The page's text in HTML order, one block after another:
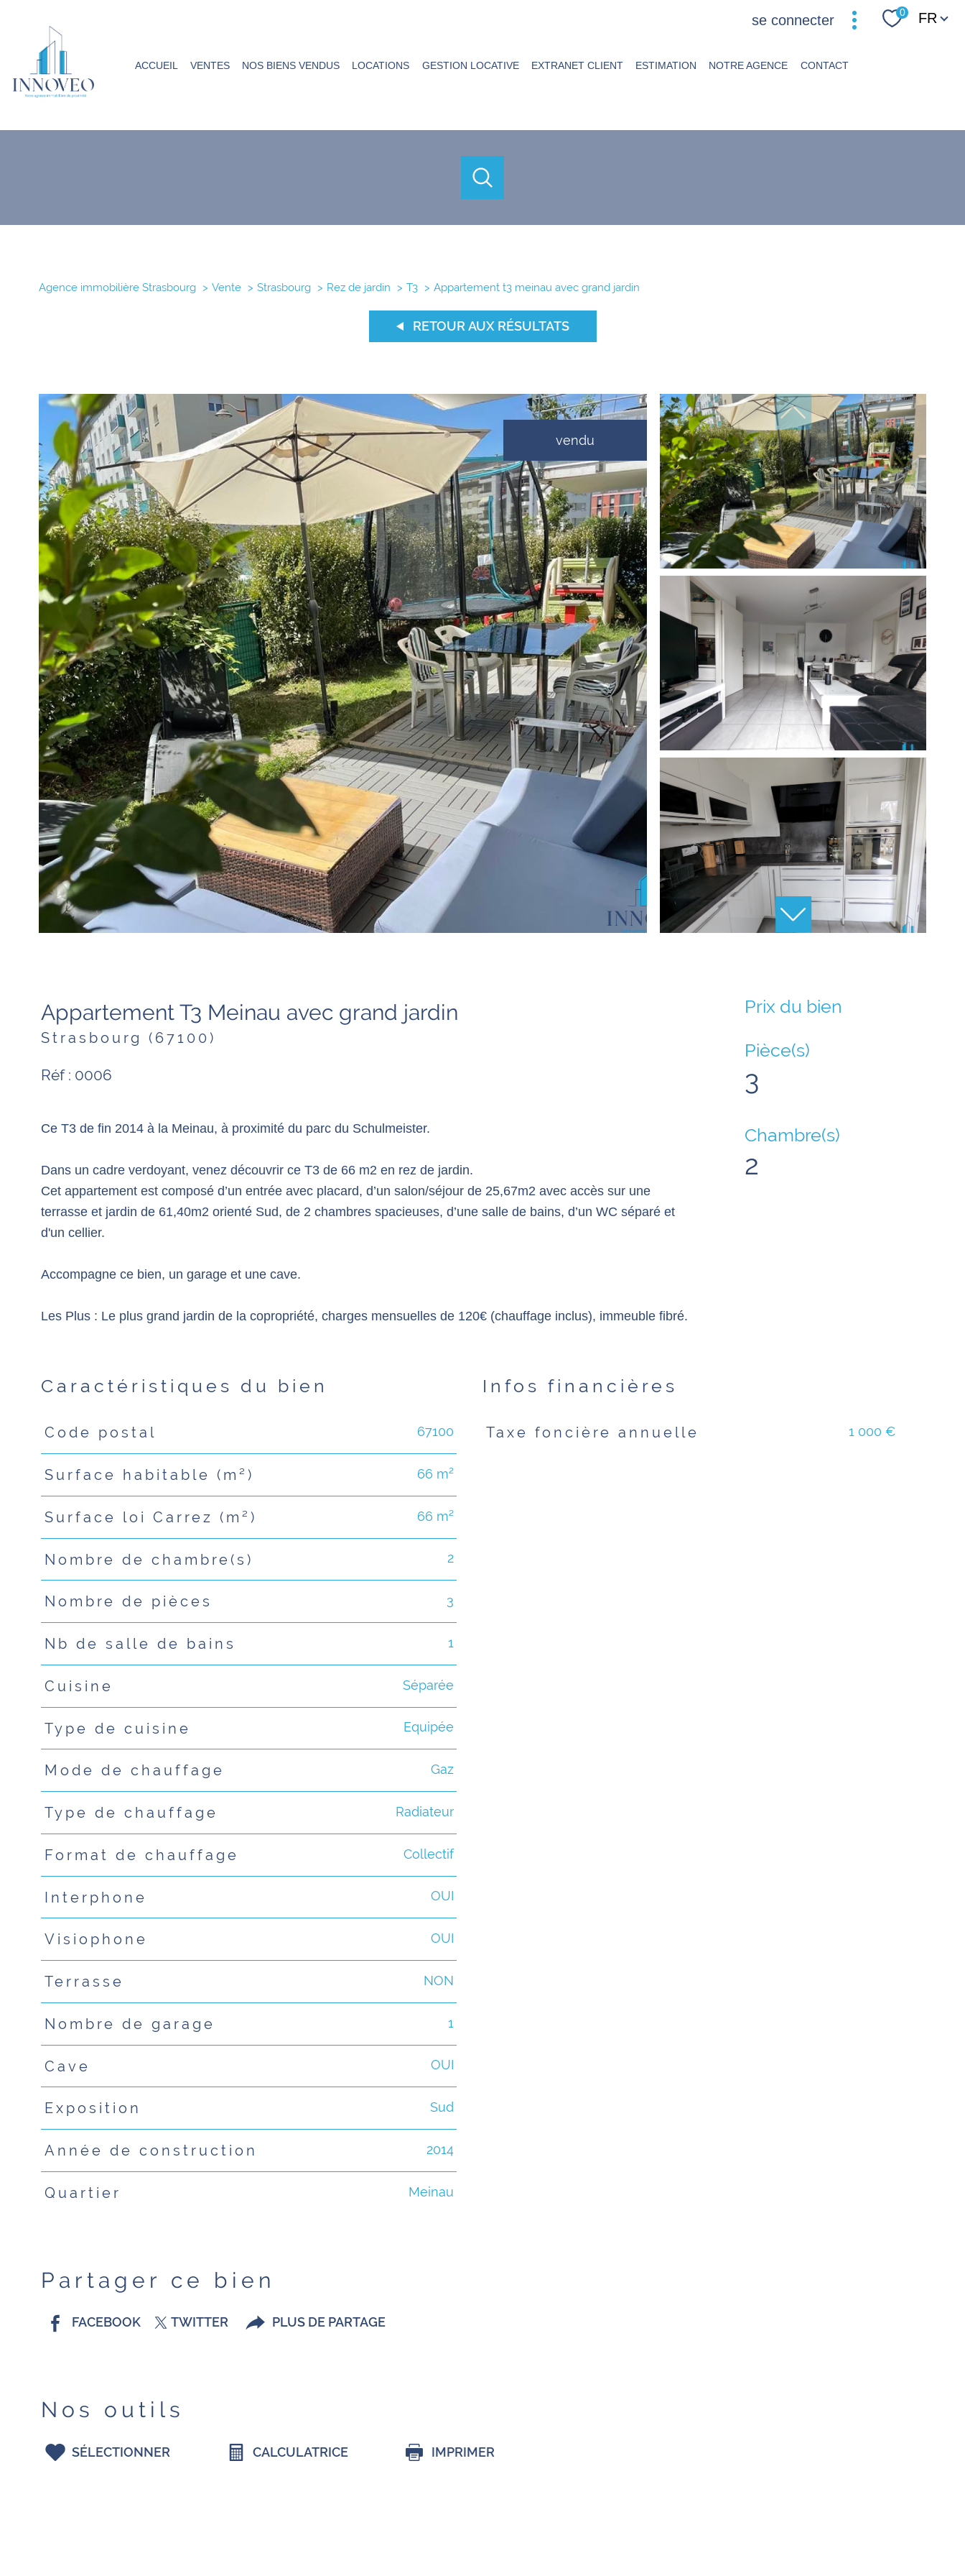
se connecter 0 Langue
FR
ACCUEIL VENTES NOS BIENS VENDUS LOCATIONS GESTION LOCATIVE EXTRANET CLIENT ESTIMATION NOTRE AGENCE CONTACT
Agence immobilière Strasbourg Vente Strasbourg Rez de jardin T3 Appartement t3 meinau avec grand jardin
RETOUR AUX RÉSULTATS
vendu
Appartement T3 Meinau avec grand jardin
Strasbourg (67100)
Réf : 0006
Ce T3 de fin 2014 à la Meinau, à proximité du parc du Schulmeister.
Dans un cadre verdoyant, venez découvrir ce T3 de 66 m2 en rez de jardin.
Cet appartement est composé d’un entrée avec placard, d’un salon/séjour de 25,67m2 avec accès sur une
terrasse et jardin de 61,40m2 orienté Sud, de 2 chambres spacieuses, d’une salle de bains, d’un WC séparé et
d'un cellier.
Accompagne ce bien, un garage et une cave.
Les Plus : Le plus grand jardin de la copropriété, charges mensuelles de 120€ (chauffage inclus), immeuble fibré.
Prix du bien
Pièce(s)
3
Chambre(s)
2
Caractéristiques du bien
Caractéristiques Valeurs
Code postal 67100
Surface habitable (m²) 66 m²
Surface loi Carrez (m²) 66 m²
Nombre de chambre(s) 2
Nombre de pièces 3
Nb de salle de bains 1
Cuisine Séparée
Type de cuisine Equipée
Mode de chauffage Gaz
Type de chauffage Radiateur
Format de chauffage Collectif
Interphone OUI
Visiophone OUI
Terrasse NON
Nombre de garage 1
Cave OUI
Exposition Sud
Année de construction 2014
Quartier Meinau
Infos financières
Caractéristiques Valeurs
Taxe foncière annuelle 1 000 €
Partager ce bien
FACEBOOK TWITTER PLUS DE PARTAGE
Nos outils
SÉLECTIONNER CALCULATRICE IMPRIMER